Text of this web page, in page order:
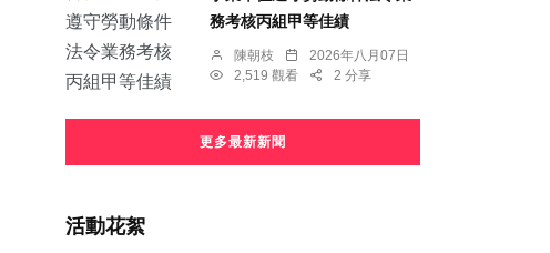
務考核丙組甲等佳績
陳朝枝
2026年八月07日
2,519 觀看
2 分享
更多最新新聞
活動花絮